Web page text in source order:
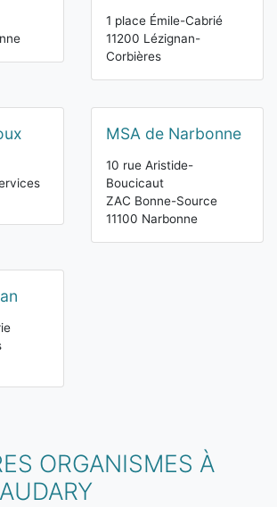
1 place Émile-Cabrié
11200 Lézignan-
Corbières
MSA de Narbonne
10 rue Aristide-
Boucicaut
ZAC Bonne-Source
11100 Narbonne
ORGANISMES À